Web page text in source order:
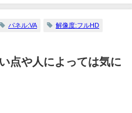
パネル:VA 解像度:フルHD
点や人によっては気に